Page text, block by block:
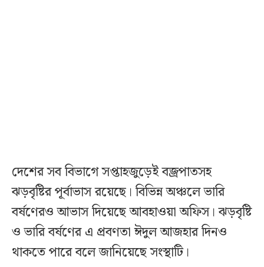
দেশের সব বিভাগে সপ্তাহজুড়েই বজ্রপাতসহ
ঝড়বৃষ্টির পূর্বাভাস রয়েছে। বিভিন্ন অঞ্চলে ভারি
বর্ষণেরও আভাস দিয়েছে আবহাওয়া অফিস। ঝড়বৃষ্টি
ও ভারি বর্ষণের এ প্রবণতা ঈদুল আজহার দিনও
থাকতে পারে বলে জানিয়েছে সংস্থাটি।